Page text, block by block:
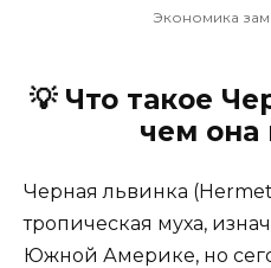
Экономика
💡 Что такое
чем она
Черная львинка
тропическая муха,
Южной Америке, но